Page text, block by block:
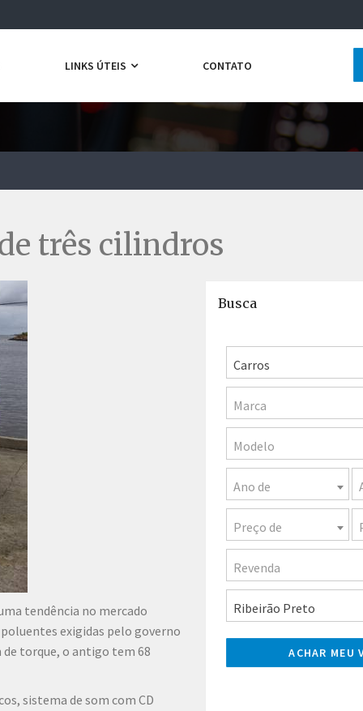
LINKS ÚTEIS CONTATO
três cilindros
tendência no mercado
exigidas pelo governo
de torque, o antigo tem 68
sistema de som com CD
Busca
Carros
Marca
Modelo
Ano de
Preço de
Revenda
Ribeirão Preto
ACHAR MEU